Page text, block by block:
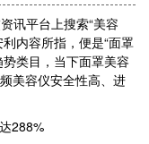
讯平台上搜索“美容
内容所指，便是“面罩
类目，当下面罩美容
美容仪安全性高、进
288%